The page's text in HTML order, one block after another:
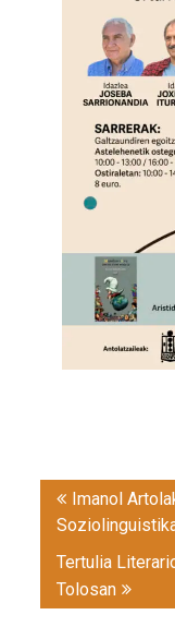
Post
navigation
Imanol
Tertulia
Tolosan